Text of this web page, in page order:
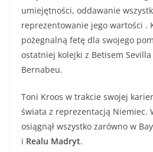
umiejętności, oddawanie
reprezentowanie jego wartości .
pożegnalną fetę dla swojego
ostatniej kolejki z Betisem
Bernabeu.
Toni Kroos w trakcie swojej
świata z reprezentacją Niemiec.
osiągnął wszystko zarówno w
i Realu Madryt.